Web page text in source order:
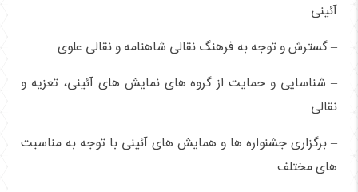
آئینی
– گسترش و توجه به فرهنگ نقالی شاهنامه و نقالی علوی
– شناسایی و حمایت از گروه های نمایش های آئینی، تعزیه و
نقالی
– برگزاری جشنواره ها و همایش های آئینی با توجه به مناسبت
های مختلف